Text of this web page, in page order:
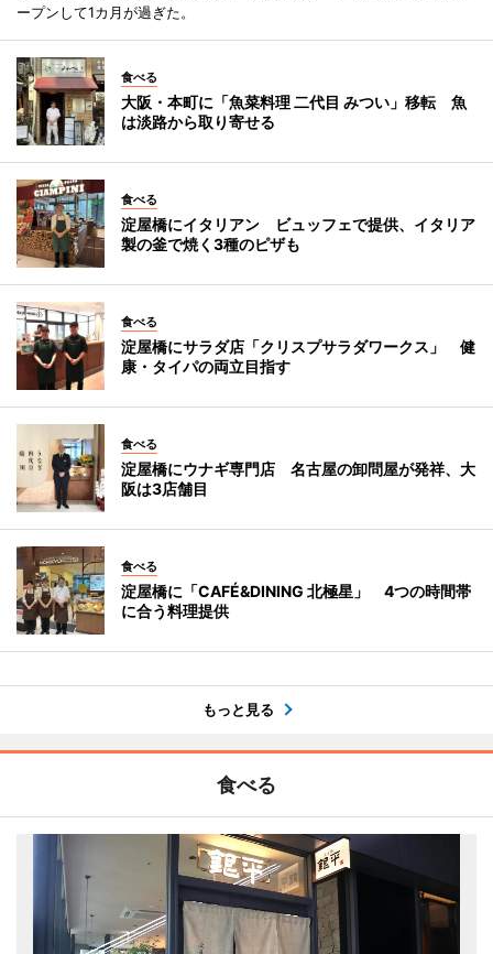
ープンして1カ月が過ぎた。
食べる
大阪・本町に「魚菜料理 二代目 みつい」移転 魚
は淡路から取り寄せる
食べる
淀屋橋にイタリアン ビュッフェで提供、イタリア
製の釜で焼く3種のピザも
食べる
淀屋橋にサラダ店「クリスプサラダワークス」 健
康・タイパの両立目指す
食べる
淀屋橋にウナギ専門店 名古屋の卸問屋が発祥、大
阪は3店舗目
食べる
淀屋橋に「CAFÉ&DINING 北極星」 4つの時間帯
に合う料理提供
もっと見る
食べる